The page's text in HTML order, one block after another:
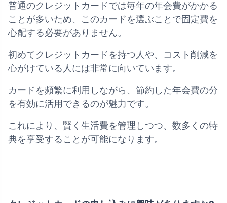
普通のクレジットカードでは毎年の年会費がかかる
ことが多いため、このカードを選ぶことで固定費を
心配する必要がありません。
初めてクレジットカードを持つ人や、コスト削減を
心がけている人には非常に向いています。
カードを頻繁に利用しながら、節約した年会費の分
を有効に活用できるのが魅力です。
これにより、賢く生活費を管理しつつ、数多くの特
典を享受することが可能になります。